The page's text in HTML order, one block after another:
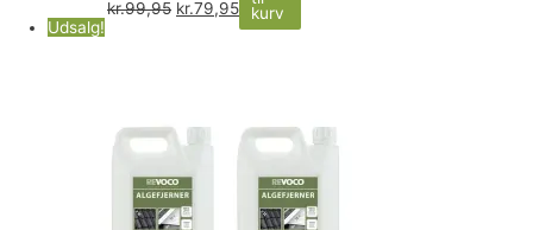
kr.99,95 kr.79,95
kurv
Udsalg!